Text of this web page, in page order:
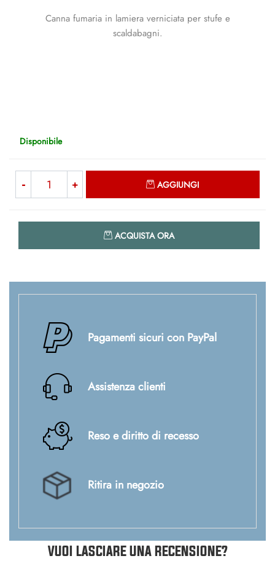
Canna fumaria in lamiera verniciata per stufe e
scaldabagni.
Disponibile
AGGIUNGI
ACQUISTA ORA
Pagamenti sicuri con PayPal
Assistenza clienti
Reso e diritto di recesso
Ritira in negozio
VUOI LASCIARE UNA RECENSIONE?